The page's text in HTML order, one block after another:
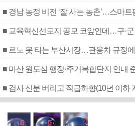
■ 경남 농정 비전 ‘잘 사는 농촌’…스마
■ 교육혁신선도지 공모 코앞인데…구·군
■ 르노 못 타는 부산시장…관용차 규정
■ 마산 원도심 행정·주거복합단지 연내